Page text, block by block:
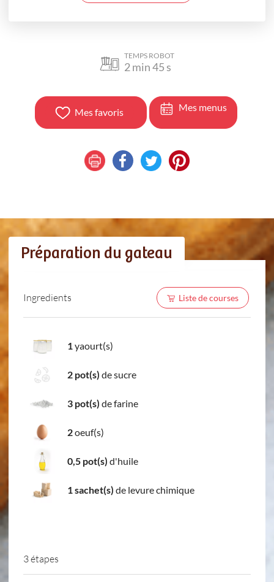
TEMPS ROBOT
2min45 s
Mes favoris Mes menus
Préparation du gateau
Ingredients Liste de courses
1yaourt(s)
2 pot(s) de sucre
3 pot(s) de farine
2oeuf(s)
0,5 pot(s) d'huile
1 sachet(s) de levure chimique
3 étapes